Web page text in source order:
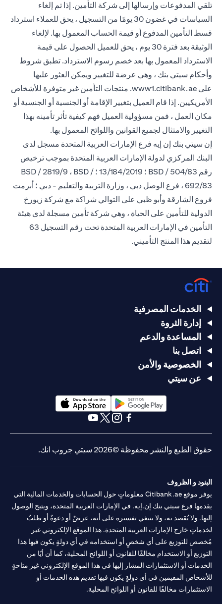
تلقي المدفوعات وإرسالها إلى شركة التأمين. إذا تم إلغاء
السياسات في غضون 30 يومًا من التسجيل ، يحق للعملاء استرداد
قسط التأمين المدفوع أو قيمة الحساب المعمول بها. لإلغاء
الوثيقة بعد فترة 30 يوم ، يحق للعميل الحصول على قيمة
الاسترداد المعمول بها بعد خصم رسوم الاسترداد. تطبق شروط
وأحكام سيتي بنك ، وهي عرضة للتغيير ويمكن العثور عليها
على www1.citibank.ae
(opens in a new tab). منتجات التأمين غير متوفرة للأشخاص
الأمريكيين. إذا قام العميل بتغيير الإقامة أو الجنسية أو الجنسية أو
مكان العمل ، فمن مسؤولية العميل فهم كيفية تأثر تأمينه بهذا
التغيير والامتثال لجميع القوانين واللوائح المعمول بها.
إن سيتي بنك إن إيه فرع الإمارات العربية المتحدة مسجل لدى
البنك المركزي لدولة الإمارات العربية المتحدة بموجب ترخيص
رقم BSD / 504/83 ؛ 13/184/2019 ؛ BSD / 2819/9 ، BSD /
692/83 ، فرع الوصل دبي ، وزارة التربية والتعليم - دبي ؛ أبرمت
فروع الشارقة وأبو ظبي على التوالي شراكة مع شركة زيورخ
الدولية للتأمين على الحياة ، وهي شركة تأمين مسجلة لدى هيئة
التأمين في الإمارات العربية المتحدة تحت رقم التسجيل 63
لتقديم هذا المنتج التأميني.
الخدمات المصرفية
إدارة الثروة
المساعدة والدعم
اتصل بنا
الخصوصية والأمن
عن سيتي
(opens in a new tab)
حقوق الطبع والنشر محفوظة ©2026 سيتي جروب انك.
البنود و الظروف
يوفر موقع Citibank.ae معلوماتٍ حول الحسابات والخدمات المالية التي
يقدمها فرع سيتي بنك إن.إيه. في الإمارات العربية المتحدة، ويتيح الوصول
إليها. ولا يُقصد به، ولا ينبغي تفسيره على أنه، عرضٌ أو دعوةٌ أو طلبٌ
لخدماتٍ خارج الإمارات العربية المتحدة. هذا الموقع الإلكتروني غير
مُخصص للتوزيع على أي شخصٍ أو استخدامه في أي دولةٍ يكون فيها هذا
التوزيع أو الاستخدام مخالفًا للقانون أو اللوائح المحلية، كما أن أيًا من
الخدمات أو الاستثمارات المشار إليها في هذا الموقع الإلكتروني غير متاحةٍ
للأشخاص المقيمين في أي دولةٍ يكون فيها تقديم هذه الخدمات أو
الاستثمارات مخالفًا للقانون أو اللوائح المحلية.